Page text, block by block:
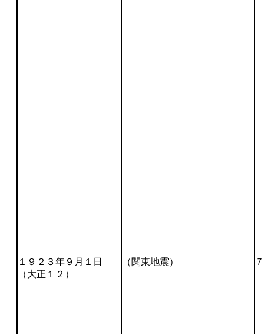
１９２３年９月１日
（大正１２）
（関東地震）